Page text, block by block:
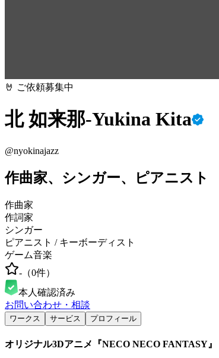
🤘 ご依頼募集中
北 如来那-Yukina Kita
@nyokinajazz
作曲家、シンガー、ピアニスト
作曲家
作詞家
シンガー
ピアニスト / キーボーディスト
ゲーム音楽
- （0件）
本人確認済み
お問い合わせ・相談
ワークス サービス プロフィール
オリジナル3Dアニメ『NECO NECO FANTASY』